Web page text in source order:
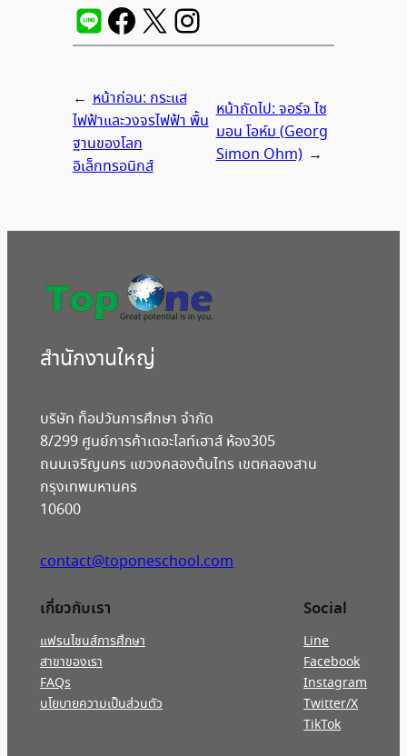
← หน้าก่อน:กระแส
ไฟฟ้าและวงจรไฟฟ้า พื้น
ฐานของโลก
อิเล็กทรอนิกส์
หน้าถัดไป:จอร์จ ไซ
มอน โอห์ม (Georg
Simon Ohm) →
สํานักงานใหญ่
บริษัท ท็อปวันการศึกษา จำกัด
8/299 ศูนย์การค้าเดอะไลท์เฮาส์ ห้อง305
ถนนเจริญนคร แขวงคลองต้นไทร เขตคลองสาน
กรุงเทพมหานคร
10600
contact@toponeschool.com
เกี่ยวกับเรา
แฟรนไชนส์การศึกษา
สาขาของเรา
FAQs
นโยบายความเป็นส่วนตัว
Social
Line
Facebook
Instagram
Twitter/X
TikTok